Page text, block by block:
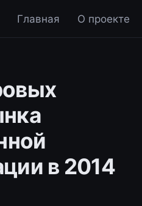
Главная О проекте
в 2014